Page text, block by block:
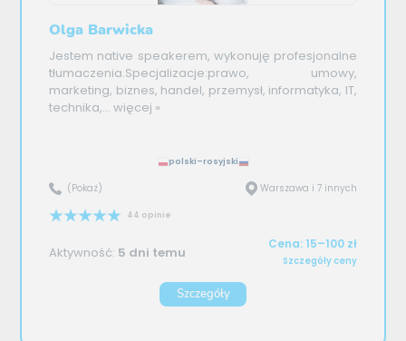
Olga Barwicka
Jestem native speakerem, wykonuję profesjonalne
tłumaczenia.Specjalizacje:prawo, umowy,
marketing, biznes, handel, przemysł, informatyka, IT,
technika,... więcej »
polski–rosyjski
(Pokaż) Warszawa i 7 innych
44 opinie
Aktywność: 5 dni temu Cena: 15–100 zł
Szczegóły ceny
Szczegóły